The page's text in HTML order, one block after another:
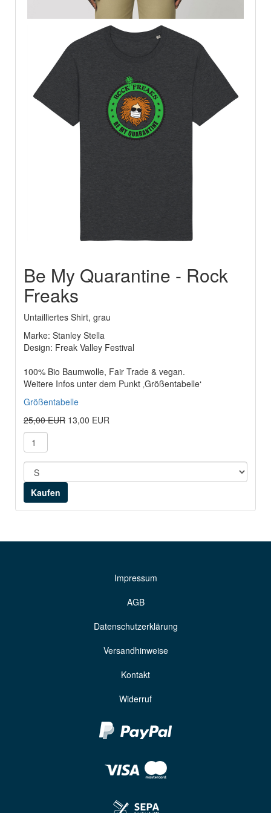
Be My Quarantine - Rock
Freaks
Untailliertes Shirt, grau
Marke: Stanley Stella
Design: Freak Valley Festival
100% Bio Baumwolle, Fair Trade & vegan.
Weitere Infos unter dem Punkt ‚Größentabelle‘
Größentabelle
25,00 EUR 13,00 EUR
Impressum
AGB
Datenschutzerklärung
Versandhinweise
Kontakt
Widerruf